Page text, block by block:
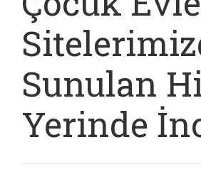
Sunulan
Yerinde